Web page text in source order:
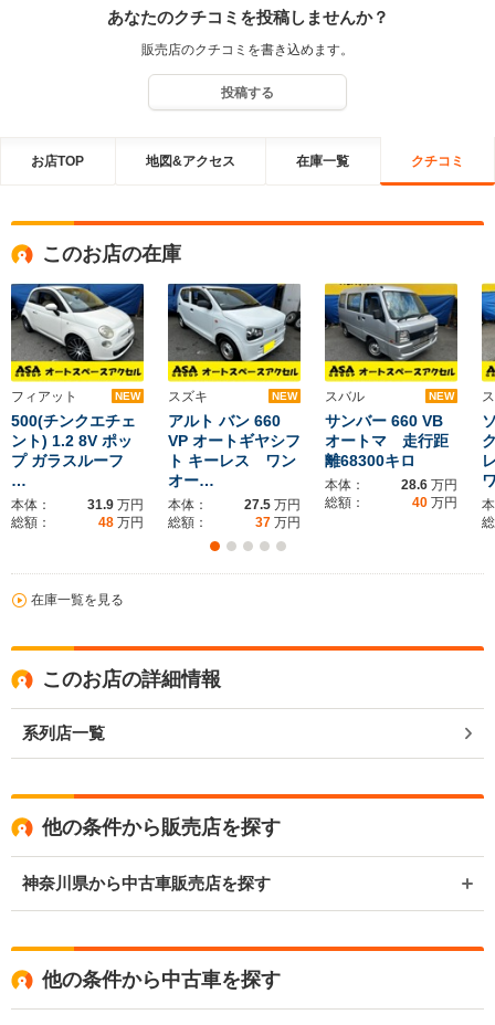
あなたのクチコミを投稿しませんか？
販売店のクチコミを書き込めます。
投稿する
お店TOP 地図&アクセス 在庫一覧 クチコミ
このお店の在庫
フィアット NEW
500(チンクエチェ
ント) 1.2 8V ポッ
プ ガラスルーフ
…
本体： 31.9 万円
総額：
48 万円
スズキ NEW
アルト バン 660
VP オートギヤシフ
ト キーレス ワン
オー…
本体： 27.5 万円
総額：
37 万円
スバル NEW
サンバー 660 VB
オートマ 走行距
離68300キロ
本体： 28.6 万円
総額：
40 万円
在庫一覧を見る
このお店の詳細情報
系列店一覧
他の条件から販売店を探す
神奈川県から中古車販売店を探す
他の条件から中古車を探す